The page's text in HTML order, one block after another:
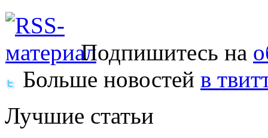
Подпишитесь на
Больше новостей в
Лучшие статьи